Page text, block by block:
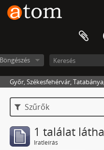
Győr, Székesfehérvár,
Szűrők
1 találat
Iratleírás